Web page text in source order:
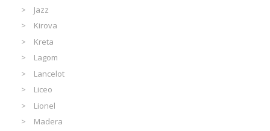
Jazz
Kirova
Kreta
Lagom
Lancelot
Liceo
Lionel
Madera